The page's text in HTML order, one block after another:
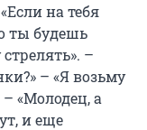
на тебя
ты будешь
–
– «Я возьму
«Молодец, а
и еще